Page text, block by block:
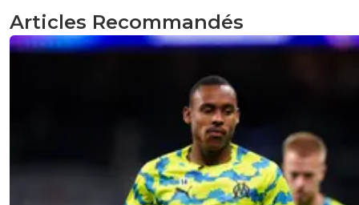
Articles Recommandés